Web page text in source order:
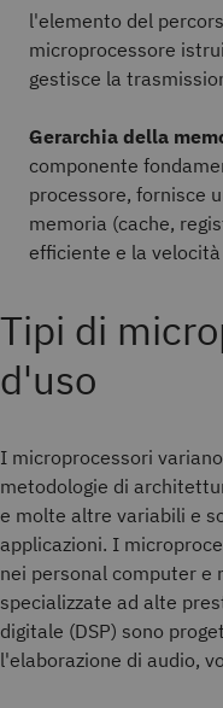
l'elemento del
microprocessore
gestisce la
Gerarchia della
componente
processore, fornisce
memoria (cache,
efficiente e la
Tipi di
d'uso
I microprocessori
metodologie di
e molte altre variabili e
applicazioni. I
nei personal computer e
specializzate ad alte
digitale (DSP) sono
l'elaborazione di audio,